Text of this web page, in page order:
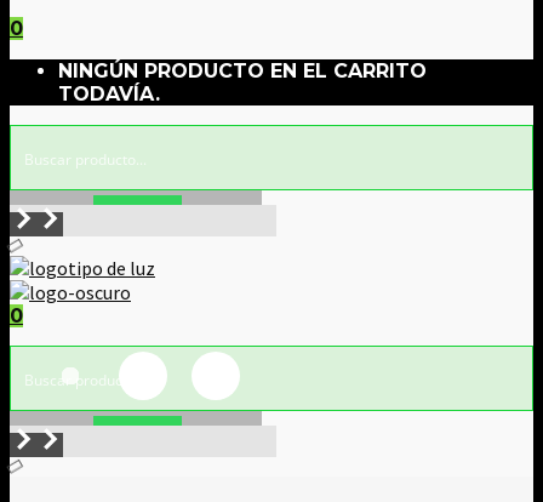
0
NINGÚN PRODUCTO EN EL CARRITO
TODAVÍA.
0